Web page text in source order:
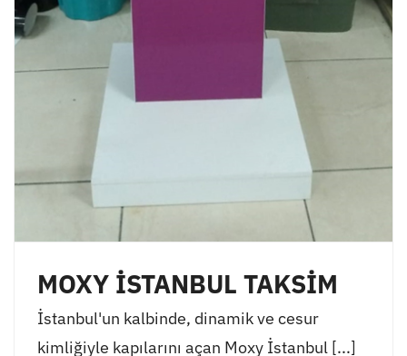
MOXY İSTANBUL TAKSİM
İstanbul'un kalbinde, dinamik ve cesur
kimliğiyle kapılarını açan Moxy İstanbul [...]